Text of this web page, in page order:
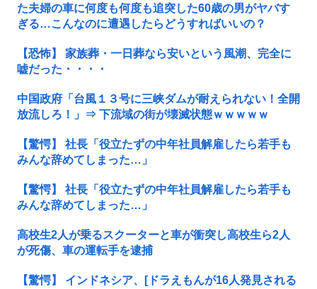
た夫婦の車に何度も何度も追突した60歳の男がヤバす
ぎる…こんなのに遭遇したらどうすればいいの？
【恐怖】 家族葬・一日葬なら安いという風潮、完全に
嘘だった・・・・
中国政府「台風１３号に三峡ダムが耐えられない！全開
放流しろ！」⇒ 下流域の街が壊滅状態ｗｗｗｗｗ
【驚愕】 社長「役立たずの中年社員解雇したら若手も
みんな辞めてしまった…」
【驚愕】 社長「役立たずの中年社員解雇したら若手も
みんな辞めてしまった…」
高校生2人が乗るスクーターと車が衝突し高校生ら2人
が死傷、車の運転手を逮捕
【驚愕】 インドネシア、[ドラえもんが16人発見される